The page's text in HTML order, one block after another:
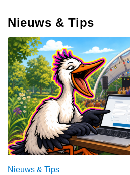
Nieuws & Tips
Nieuws & Tips